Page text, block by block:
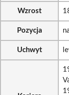
Wzrost
Pozycja
Uchwyt